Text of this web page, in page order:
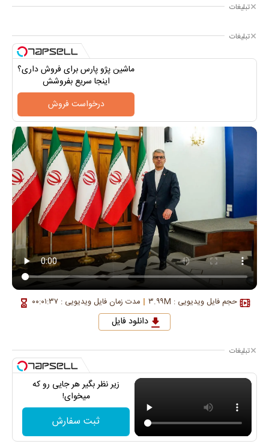
تبلیغات
تبلیغات
ماشین پژو پارس برای فروش داری؟
اینجا سریع بفروشش
درخواست فروش
حجم فایل ویدیویی : ۳.۹۹M مدت زمان فایل ویدیویی : ۰۰:۰۱:۳۷
دانلود فایل
تبلیغات
زیر نظر بگیر هر جایی رو که
میخوای!
ثبت سفارش